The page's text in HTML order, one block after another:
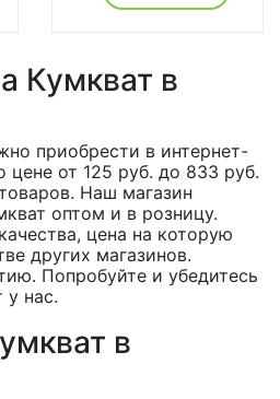
Кумкват в
приобрести в интернет-
цене от 125 руб. до 833 руб.
Наш магазин
оптом и в розницу.
цена на которую
других магазинов.
Попробуйте и убедитесь
у нас.
в